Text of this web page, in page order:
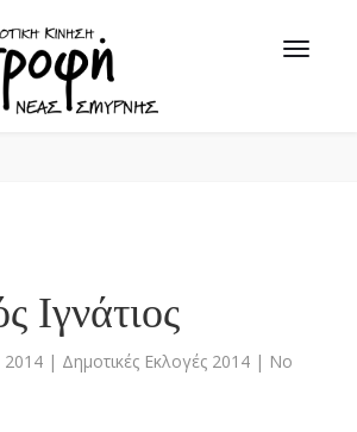
Ιγνάτιος
| Δημοτικές Εκλογές 2014 | No